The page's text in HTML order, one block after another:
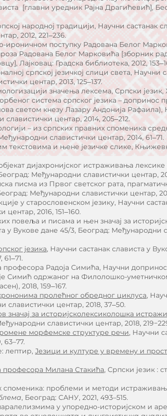
[главни уредник Рајна Драгићевић],
народној традицији, Научни састанак
2012, 221‒236.
ироничном поступку Радована Белог
Радована Белог Марковића [зборник
Лајковац: Градска библиотека, 2012,
српској језичкој слици света, Научни
центар, 2013, 125‒137.
значења лексема, Српски језик,
система српског језика – допринос
светом кнезу Лазару Андонија Рафаила),
центар, 2014, 205‒212.
– из српских правних споменика
славистички центар, 2014, 61‒71.
текстовима и њене језичке слике,
дијахронијског истраживања лексике
Међународни славистички центар,
писма из Првог светског рата,
Међународни славистички центар,
у старословенском језику, Научни
2016, 151‒160.
повеља и писама и њен значај за
у Вукове дане 45/3, Београд: Међународни
језика, Научни састанак слависта у
професора Радоја Симића, Научни
Симић одржаног на Филолошко-уметничком
2018, 159‒167.
пролећног обредног циклуса,
славистички центар, 2018, 37‒50.
значај за историјсколексиколошка
славистички центар, 2018,
морфемске структуре речи, Научни
63–77.
лептир, Језици и културе у времену и
Милана Стакића, Српски језик :
споменика: проблеми и методи
, Београд: САНУ, 2021, 493–515.
у упоредно-историјском и